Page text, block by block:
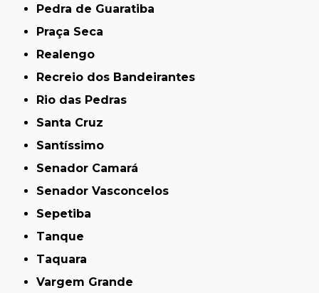
Pedra de Guaratiba
Praça Seca
Realengo
Recreio dos Bandeirantes
Rio das Pedras
Santa Cruz
Santíssimo
Senador Camará
Senador Vasconcelos
Sepetiba
Tanque
Taquara
Vargem Grande